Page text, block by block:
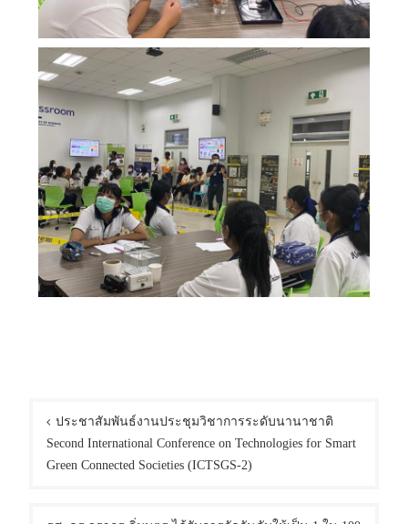
ประชาสัมพันธ์งานประชุมวิชาการระดับนานาชาติ
Second International Conference on Technologies for Smart
Green Connected Societies (ICTSGS-2)